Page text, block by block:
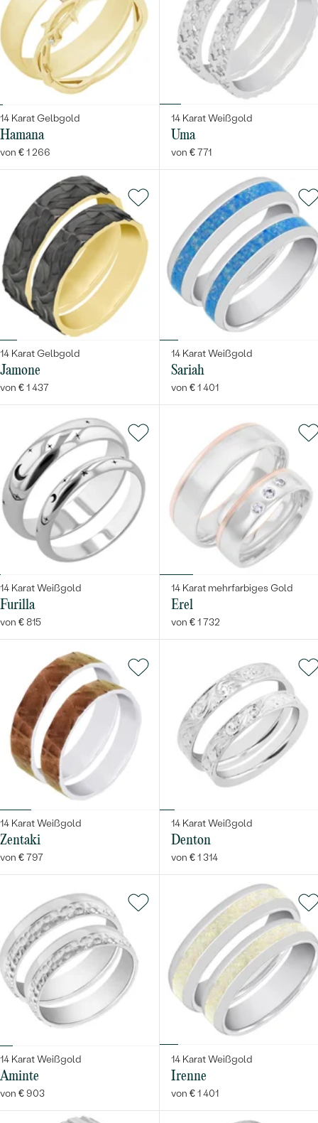
Bestseller
ANSEHEN
14 Karat Gelbgold
Hamana
von € 1 266
14 Karat Weißgold
Uma
von € 771
14 Karat Gelbgold
Jamone
von € 1 437
14 Karat Weißgold
Sariah
von € 1 401
14 Karat Weißgold
Furilla
von € 815
14 Karat mehrfarbiges Gold
Erel
von € 1 732
14 Karat Weißgold
Zentaki
von € 797
14 Karat Weißgold
Denton
von € 1 314
14 Karat Weißgold
Aminte
von € 903
14 Karat Weißgold
Irenne
von € 1 401